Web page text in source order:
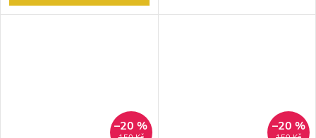
–20 % –20 %